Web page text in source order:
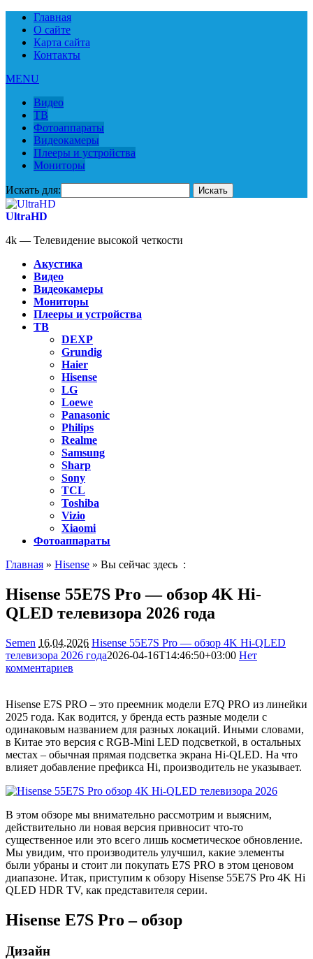
Главная
О сайте
Карта сайта
Контакты
MENU
Видео
ТВ
Фотоаппараты
Видеокамеры
Плееры и устройства
Мониторы
Искать для:
UltraHD
4k — Телевидение высокой четкости
Акустика
Видео
Видеокамеры
Мониторы
Плееры и устройства
ТВ
DEXP
Grundig
Haier
Hisense
LG
Loewe
Panasonic
Philips
Realme
Samsung
Sharp
Sony
TCL
Toshiba
Vizio
Xiaomi
Фотоаппараты
Главная » Hisense » Вы сейчас здесь :
Hisense 55E7S Pro — обзор 4K Hi-
QLED телевизора 2026 года
Semen 16.04.2026 Hisense 55E7S Pro — обзор 4K Hi-QLED
телевизора 2026 года2026-04-16T14:46:50+03:00 Нет
комментариев
Hisense E7S PRO – это преемник модели E7Q PRO из линейки
2025 года. Как водится, у бренда есть разные модели с
одинаковым названием для разных локаций. Иными словами,
в Китае это версия с RGB-Mini LED подсветкой, в остальных
местах – обычная прямая подсветка экрана Hi-QLED. На что
влияет добавление префикса Hi, производитель не указывает.
В этом обзоре мы внимательно рассмотрим и выясним,
действительно ли новая версия привносит что-то
существенное или это всего лишь косметическое обновление.
Мы увидим, что производитель улучшил, какие элементы
были убраны и стоит ли покупать E7S PRO в этом ценовом
диапазоне. Итак, приступим к обзору Hisense 55E7S Pro 4K Hi
QLED HDR TV, как представителя серии.
Hisense E7S Pro – обзор
Дизайн